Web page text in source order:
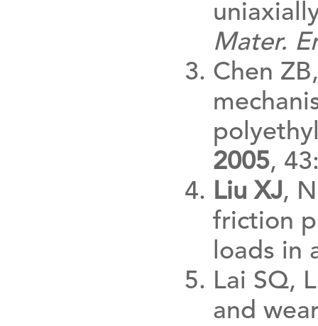
Mater.
Chen
2005,
Liu XJ,
friction
loads in
Lai SQ,
and